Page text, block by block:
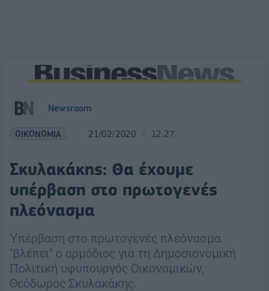
Newsroom
ΟΙΚΟΝΟΜΙΑ 21/02/2020 12:27
Σκυλακάκης: Θα έχουμε
υπέρβαση στο πρωτογενές
πλεόνασμα
Υπέρβαση στο πρωτογενές πλεόνασμα
"βλέπει" ο αρμόδιος για τη Δημοσιονομική
Πολιτική υφυπουργός Οικονομικών,
Θεόδωρος Σκυλακάκης.